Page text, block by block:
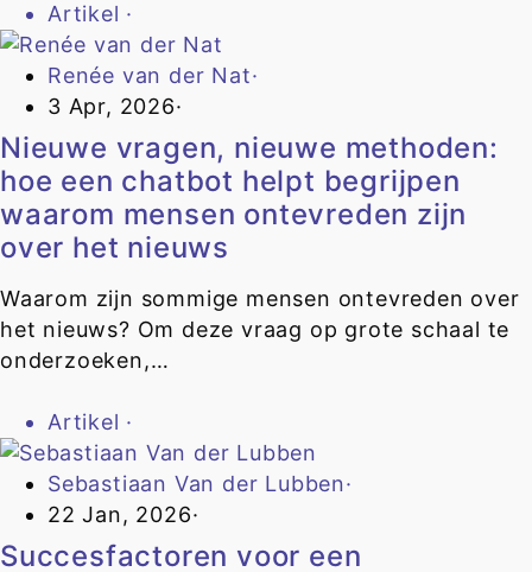
Artikel ·
Renée van der Nat·
3 Apr, 2026·
Nieuwe vragen, nieuwe methoden:
hoe een chatbot helpt begrijpen
waarom mensen ontevreden zijn
over het nieuws
Waarom zijn sommige mensen ontevreden over
het nieuws? Om deze vraag op grote schaal te
onderzoeken,…
Artikel ·
Sebastiaan Van der Lubben·
22 Jan, 2026·
Succesfactoren voor een